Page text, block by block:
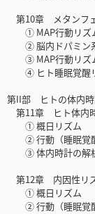
第10章 メタンフ
① MAP行動リズ
② 脳内ドパミン
③ MAP行動リズム
④ ヒト睡眠覚醒
第II部 ヒトの体内
第11章 ヒト体内
① 概日リズム
② 行動（睡眠覚
③ 体内時計の解
第12章 内因性リ
① 概日リズム
② 行動（睡眠覚